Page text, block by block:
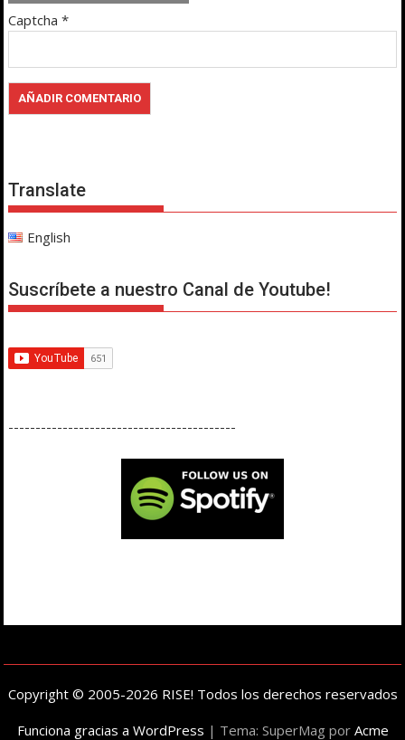
Captcha *
Translate
English
Suscríbete a nuestro Canal de Youtube!
------------------------------------------
Copyright © 2005-2026 RISE! Todos los derechos reservados
Funciona gracias a WordPress | Tema: SuperMag por Acme